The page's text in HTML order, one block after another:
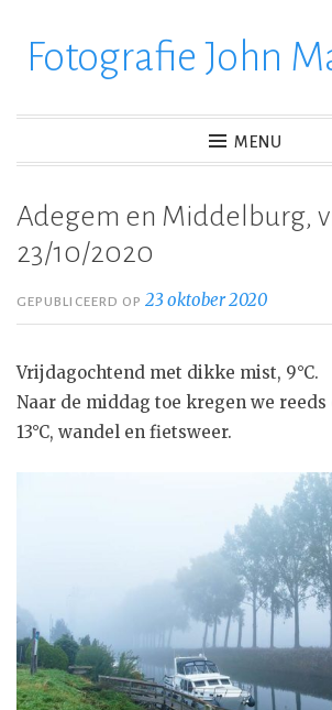
verderFotografie John
MENU
Adegem en Middelburg,
23/10/2020
GEPUBLICEERD OP23 oktober 2020
Vrijdagochtend met dikke mist, 9°C.
Naar de middag toe kregen we
13°C, wandel en fietsweer.